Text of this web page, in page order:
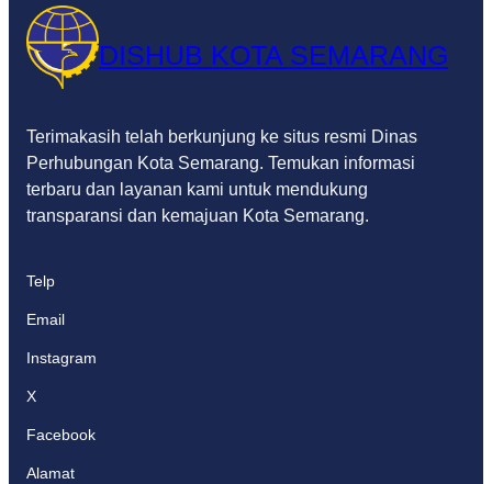
DISHUB KOTA SEMARANG
Terimakasih telah berkunjung ke situs resmi Dinas
Perhubungan Kota Semarang. Temukan informasi
terbaru dan layanan kami untuk mendukung
transparansi dan kemajuan Kota Semarang.
Telp
Email
Instagram
X
Facebook
Alamat